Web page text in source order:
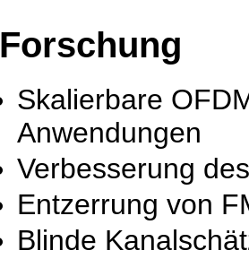
Forschung
Skalierbare
Anwendungen
Verbesserung
Entzerrung von
Blinde